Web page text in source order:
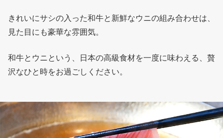
きれいにサシの入った和牛と新鮮なウニの組み合わせは、
見た目にも豪華な雰囲気。
和牛とウニという、日本の高級食材を一度に味わえる、贅
沢なひと時をお過ごしください。